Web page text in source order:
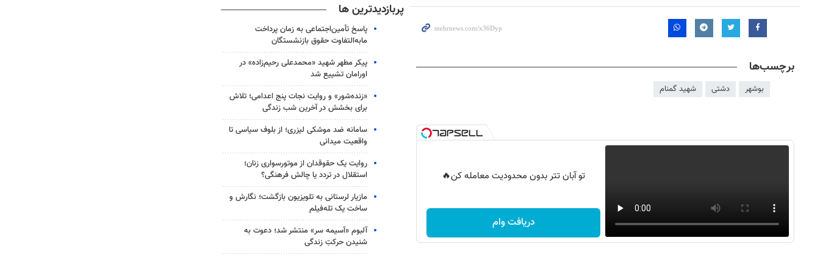
برچسب‌ها
بوشهر دشتی شهید گمنام
تو آبان تتر بدون محدودیت معامله کن🔥
دریافت وام
پربازدیدترین ها
پاسخ تأمین‌اجتماعی به زمان پرداخت
مابه‌التفاوت حقوق بازنشستگان
پیکر مطهر شهید «محمدعلی رحیم‌زاده» در
اورامان تشییع شد
«زنده‌شور» و روایت نجات پنج اعدامی؛ تلاش
برای بخشش در آخرین شب زندگی
سامانه ضد موشکی لیزری؛ از بلوف سیاسی تا
واقعیت میدانی
روایت یک حقوقدان از موتورسواری زنان؛
استقلال در تردد یا چالش فرهنگی؟
مازیار لرستانی به تلویزیون بازگشت؛ نگارش و
ساخت یک تله‌فیلم
آلبوم «آسیمه سر» منتشر شد؛ دعوت به
شنیدن حرکتِ زندگی